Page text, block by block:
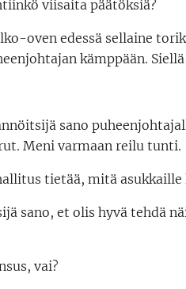
viisaita päätöksiä?
oven edessä sellaine
kämppään.
sano
Meni varmaan reilu tunti.
tietää, mitä asukkaille
sano, et olis hyvä tehdä
vai?